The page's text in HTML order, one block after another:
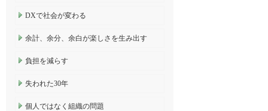
DXで社会が変わる
余計、余分、余白が楽しさを生み出す
負担を減らす
失われた30年
個人ではなく組織の問題